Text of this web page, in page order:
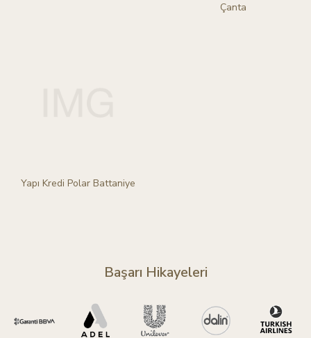
Çanta
Yapı Kredi Polar Battaniye
Başarı Hikayeleri